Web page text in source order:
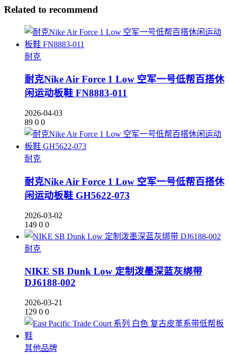
Related to recommend
耐克
耐克Nike Air Force 1 Low 空军一号低帮百搭休
闲运动板鞋 FN8883-011
2026-04-03
89 0 0
耐克
耐克Nike Air Force 1 Low 空军一号低帮百搭休
闲运动板鞋 GH5622-073
2026-03-02
149 0 0
耐克
NIKE SB Dunk Low 定制泼墨深蓝灰绑带
DJ6188-002
2026-03-21
129 0 0
其他品牌